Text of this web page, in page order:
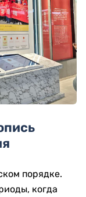
порядке.
когда